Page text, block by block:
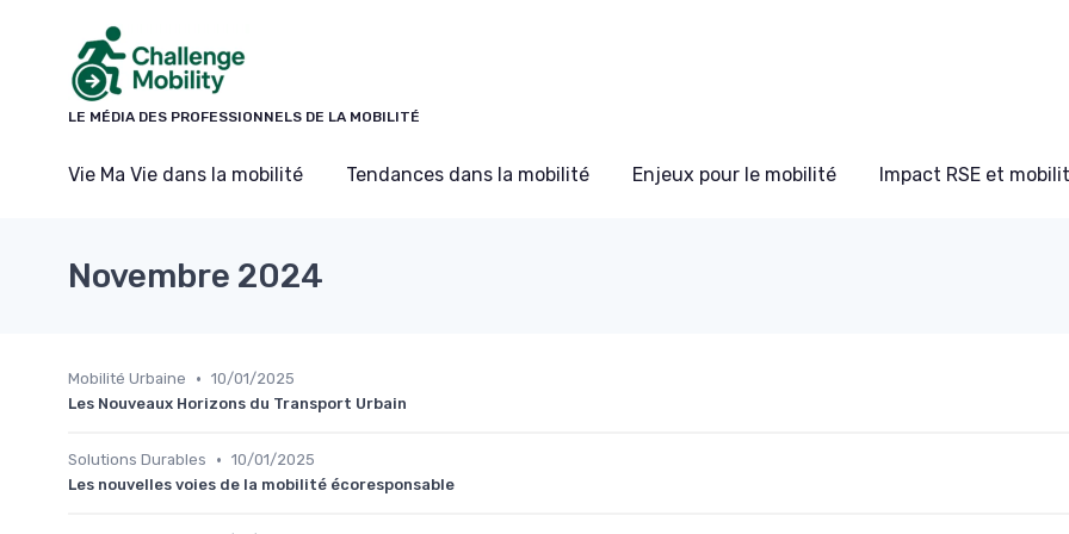
LE MÉDIA DES PROFESSIONNELS DE LA MOBILITÉ
Vie Ma Vie dans la mobilité Tendances dans la mobilité Enjeux pour le mobilité Impact RSE et
Novembre 2024
Mobilité Urbaine • 10/01/2025
Les Nouveaux Horizons du Transport Urbain
Solutions Durables • 10/01/2025
Les nouvelles voies de la mobilité écoresponsable